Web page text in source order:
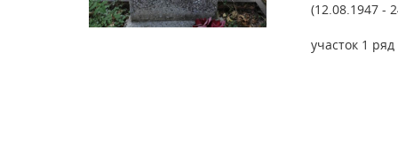
(12.08.1947 -
участок 1